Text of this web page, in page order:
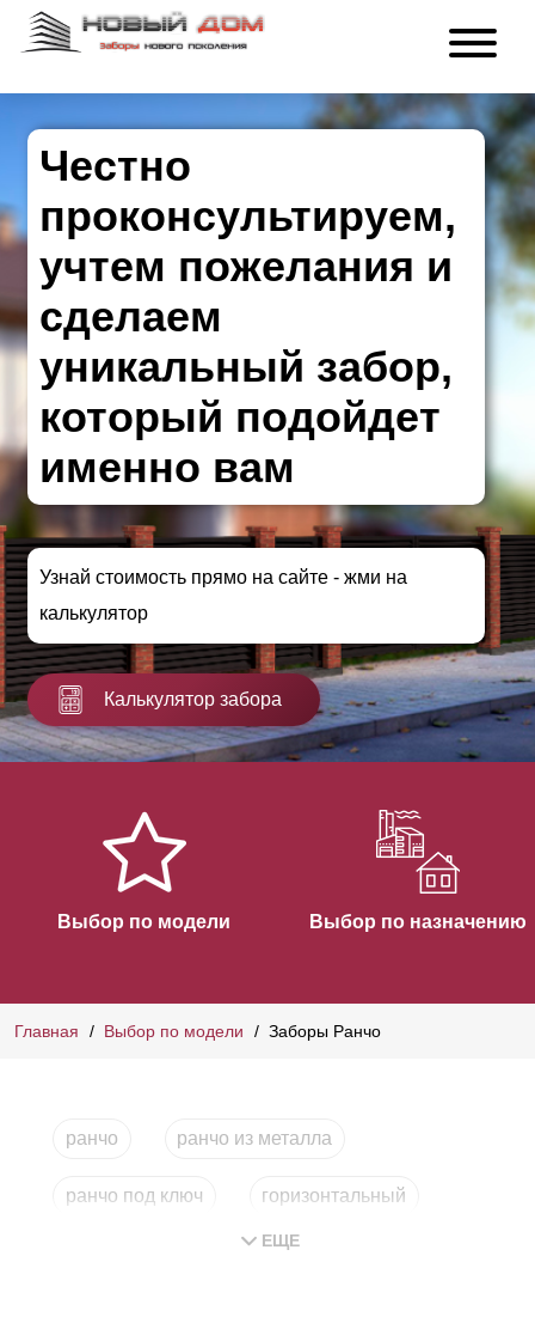
Честно
проконсультируем,
учтем пожелания и
сделаем
уникальный забор,
который подойдет
именно вам
Узнай стоимость прямо на сайте - жми на
калькулятор
Калькулятор забора
Выбор по модели Выбор по назначению
Главная Выбор по модели Заборы Ранчо
ранчо ранчо из металла
ранчо под ключ горизонтальный
типа
ЕЩЕ